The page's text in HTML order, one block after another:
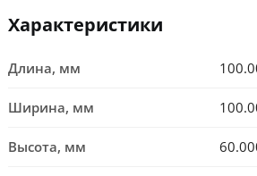
Характеристики
Длина, мм
Ширина, мм
Высота, мм